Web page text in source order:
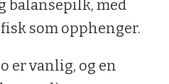
balansepilk, med
som opphenger.
er vanlig, og en